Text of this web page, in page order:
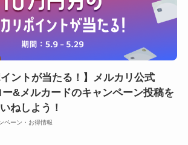
イントが当たる！】メルカリ公式
&メルカードのキャンペーン投稿を
ねしよう！
ペーン・お得情報